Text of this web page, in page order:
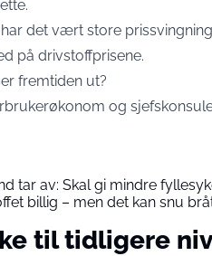
har det vært store
på drivstoffprisene.
fremtiden ut?
og
tar av: Skal gi mindre
billig – men det kan snu
til tidligere